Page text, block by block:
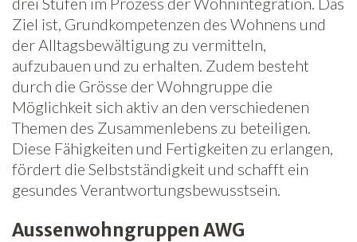
Freiwilligenarbeit
News
Newsletter
Ziel ist, Grundkompetenzen des Wohnens und
der Alltagsbewältigung zu vermitteln,
aufzubauen und zu erhalten. Zudem besteht
durch die Grösse der Wohngruppe die
Möglichkeit sich aktiv an den verschiedenen
Themen des Zusammenlebens zu beteiligen.
Diese Fähigkeiten und Fertigkeiten zu erlangen,
fördert die Selbstständigkeit und schafft ein
gesundes Verantwortungsbewusstsein.
Aussenwohngruppen AWG